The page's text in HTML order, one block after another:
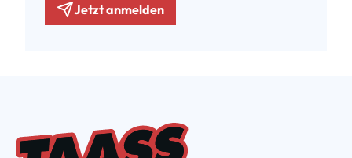
Jetzt anmelden